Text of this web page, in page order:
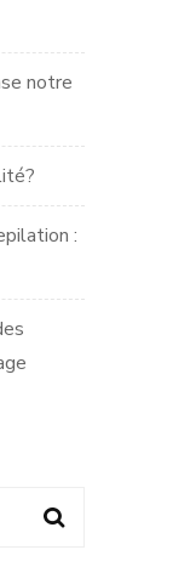
notre
: